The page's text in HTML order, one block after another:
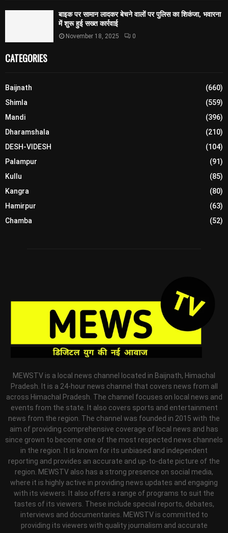
बाइक पर सामान लादकर बेचने वालों पर पुलिस का शिकंजा, भवारना
में शुरू हुई सख्त कार्रवाई
November 18, 2025 0
CATEGORIES
Baijnath
(660)
Shimla
(559)
Mandi
(396)
Dharamshala
(210)
DESH-VIDESH
(104)
Palampur
(91)
Kullu
(85)
Kangra
(80)
Hamirpur
(63)
Chamba
(52)
MEWSTV is a local news channel located in Baijnath, Himachal
Pradesh. It is a 24-hour news channel that covers news from all
across Himachal Pradesh. The channel focuses on local news and
events from the state. It also covers sports and entertainment
news from the region. The channel was founded in 2015 with the
aim of providing comprehensive coverage of local news and has
since grown to become one of the most respected news channels
in the region. It is known for its unbiased and independent
reporting and provides an accurate and up-to-date picture of the
region. MEWSTV also has a strong presence on social media,
where it is highly active in providing news updates and engaging
with its viewers. It also offers a range of programs to suit the
tastes of its viewers. These include special reports, debates,
interviews and documentaries. MEWSTV is committed to
providing its viewers with quality journalism and accurate